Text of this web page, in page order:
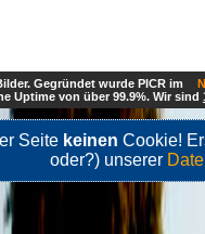
Gegründet wurde PICR im
Uptime von über 99.9%. Wir sind
Seite keinen Cookie!
oder?) unserer